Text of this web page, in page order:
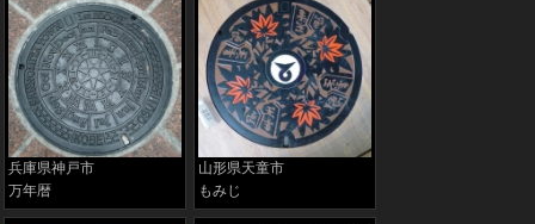
兵庫県神戸市
万年暦
山形県天童市
もみじ